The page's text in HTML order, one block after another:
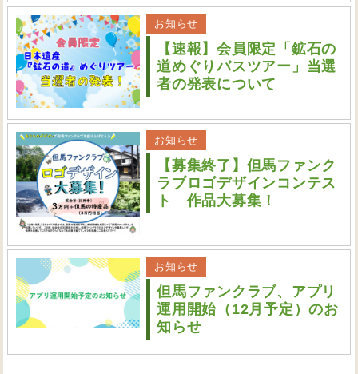
お知らせ
【速報】会員限定「鉱石の
道めぐりバスツアー」当選
者の発表について
お知らせ
【募集終了】但馬ファンク
ラブロゴデザインコンテス
ト 作品大募集！
お知らせ
但馬ファンクラブ、アプリ
運用開始（12月予定）のお
知らせ